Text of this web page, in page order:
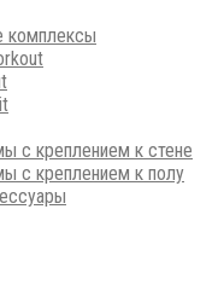
комплексы
с креплением к стене
с креплением к полу